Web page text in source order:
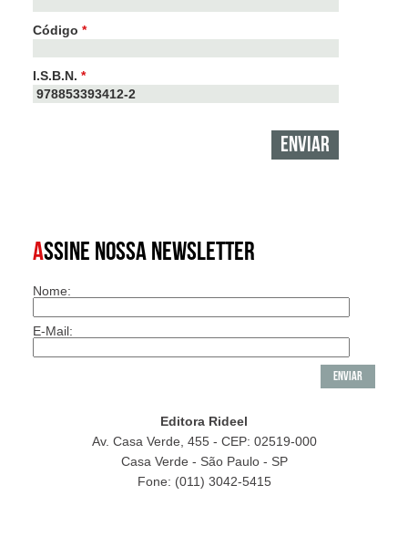
Código *
I.S.B.N. *
ASSINE NOSSA NEWSLETTER
Nome:
E-Mail:
Editora Rideel
Av. Casa Verde, 455 - CEP: 02519-000
Casa Verde - São Paulo - SP
Fone: (011) 3042-5415